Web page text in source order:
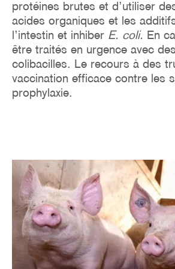
protéines brutes et d’utiliser
acides organiques et les
l’intestin et inhiber E. coli. En
être traités en urgence avec
colibacilles. Le recours à des
vaccination efficace contre les
prophylaxie.
Image